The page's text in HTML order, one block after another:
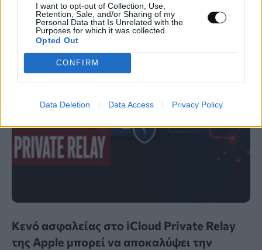
I want to opt-out of Collection, Use,
Retention, Sale, and/or Sharing of my
Personal Data that Is Unrelated with the
Purposes for which it was collected.
Opted Out
CONFIRM
Data Deletion Data Access Privacy Policy
ΕΠΙΣΤΉΜΗ 11:00, 07/08/2026
Κενό ασφαλείας στο iCloud Private Relay
της Apple μπορεί να αποκαλύψει την